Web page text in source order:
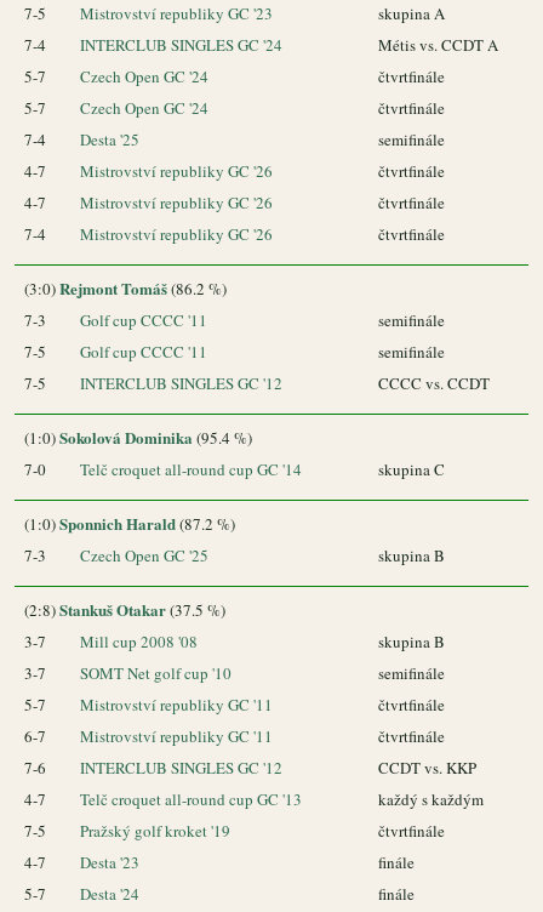
7-5
Mistrovství republiky GC '23
skupina A
7-4
INTERCLUB SINGLES GC '24
Métis vs. CCDT A
5-7
Czech Open GC '24
čtvrtfinále
5-7
Czech Open GC '24
čtvrtfinále
7-4
Desta '25
semifinále
4-7
Mistrovství republiky GC '26
čtvrtfinále
4-7
Mistrovství republiky GC '26
čtvrtfinále
7-4
Mistrovství republiky GC '26 čtvrtfinále
(3:0)Rejmont Tomáš(86.2 %)
7-3
Golf cup CCCC '11
semifinále
7-5
Golf cup CCCC '11
semifinále
7-5
INTERCLUB SINGLES GC '12 CCCC vs. CCDT
(1:0)Sokolová Dominika (95.4 %)
7-0
Telč croquet all-round cup GC '14 skupina C
(1:0)Sponnich Harald(87.2 %)
7-3
Czech Open GC '25 skupina B
(2:8)Stankuš Otakar(37.5 %)
3-7
Mill cup 2008 '08
skupina B
3-7
SOMT Net golf cup '10
semifinále
5-7
Mistrovství republiky GC '11
čtvrtfinále
6-7
Mistrovství republiky GC '11
čtvrtfinále
7-6
INTERCLUB SINGLES GC '12
CCDT vs. KKP
4-7
Telč croquet all-round cup GC '13
každý s každým
7-5
Pražský golf kroket '19
čtvrtfinále
4-7
Desta '23
finále
5-7
Desta '24
finále